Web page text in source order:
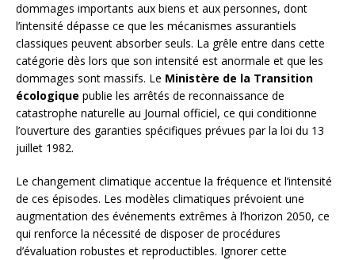
dommages importants aux biens et aux personnes, dont
l’intensité dépasse ce que les mécanismes assurantiels
classiques peuvent absorber seuls. La grêle entre dans cette
catégorie dès lors que son intensité est anormale et que les
dommages sont massifs. Le Ministère de la Transition
écologique publie les arrêtés de reconnaissance de
catastrophe naturelle au Journal officiel, ce qui conditionne
l’ouverture des garanties spécifiques prévues par la loi du 13
juillet 1982.
Le changement climatique accentue la fréquence et l’intensité
de ces épisodes. Les modèles climatiques prévoient une
augmentation des événements extrêmes à l’horizon 2050, ce
qui renforce la nécessité de disposer de procédures
d’évaluation robustes et reproductibles. Ignorer cette